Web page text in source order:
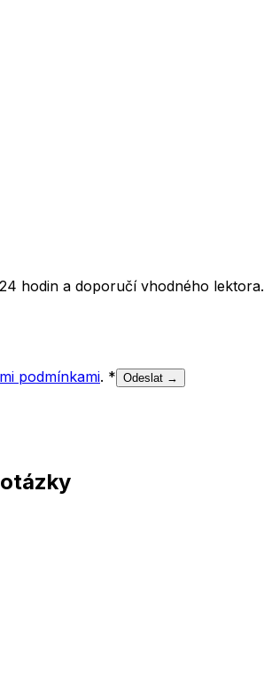
hodin a doporučí vhodného lektora.
podmínkami. * Odeslat →